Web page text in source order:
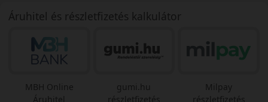
Áruhitel és részletfizetés kalkulátor
MBH Online
Áruhitel
gumi.hu
részletfizetés
Milpay
részletfizetés